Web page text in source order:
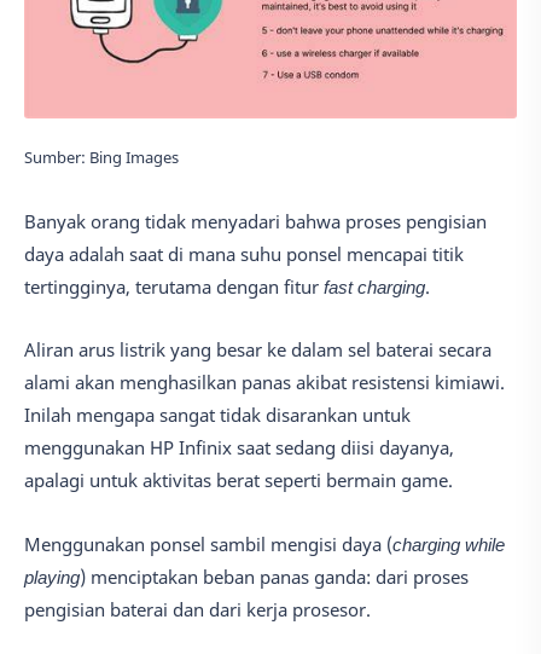
Sumber: Bing Images
Banyak orang tidak menyadari bahwa proses pengisian
daya adalah saat di mana suhu ponsel mencapai titik
tertingginya, terutama dengan fitur fast charging.
Aliran arus listrik yang besar ke dalam sel baterai secara
alami akan menghasilkan panas akibat resistensi kimiawi.
Inilah mengapa sangat tidak disarankan untuk
menggunakan HP Infinix saat sedang diisi dayanya,
apalagi untuk aktivitas berat seperti bermain game.
Menggunakan ponsel sambil mengisi daya (charging while
playing) menciptakan beban panas ganda: dari proses
pengisian baterai dan dari kerja prosesor.